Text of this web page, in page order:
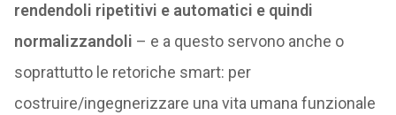
rendendoli ripetitivi e automatici e quindi
normalizzandoli – e a questo servono anche o
soprattutto le retoriche smart: per
costruire/ingegnerizzare una vita umana funzionale